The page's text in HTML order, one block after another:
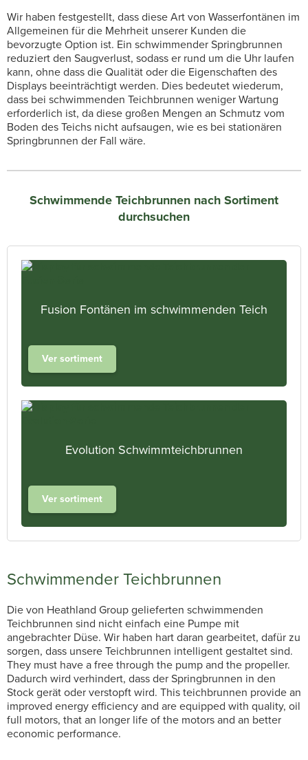
Wir haben festgestellt, dass diese Art von Wasserfontänen im
Allgemeinen für die Mehrheit unserer Kunden die
bevorzugte Option ist. Ein schwimmender Springbrunnen
reduziert den Saugverlust, sodass er rund um die Uhr laufen
kann, ohne dass die Qualität oder die Eigenschaften des
Displays beeinträchtigt werden. Dies bedeutet wiederum,
dass bei schwimmenden Teichbrunnen weniger Wartung
erforderlich ist, da diese großen Mengen an Schmutz vom
Boden des Teichs nicht aufsaugen, wie es bei stationären
Springbrunnen der Fall wäre.
Schwimmende Teichbrunnen nach Sortiment
durchsuchen
Fusion Fontänen im schwimmenden Teich
Ver sortiment
Evolution Schwimmteichbrunnen
Ver sortiment
Schwimmender Teichbrunnen
Die von Heathland Group gelieferten schwimmenden
Teichbrunnen sind nicht einfach eine Pumpe mit
angebrachter Düse. Wir haben hart daran gearbeitet, dafür zu
sorgen, dass unsere Teichbrunnen intelligent gestaltet sind.
They must have a free through the pump and the propeller.
Dadurch wird verhindert, dass der Springbrunnen in den
Stock gerät oder verstopft wird. This teichbrunnen provide an
improved energy efficiency and are equipped with quality, oil
full motors, that an longer life of the motors and an better
economic performance.